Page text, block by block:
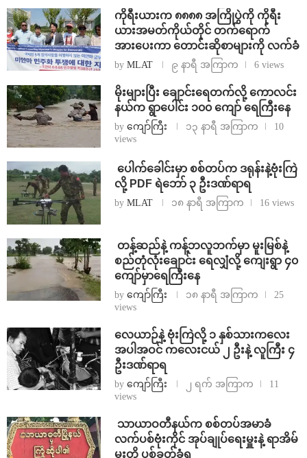
ကိုရီးယားက ၈၈၈၈ အကြိုပွဲကို ကိုရီး
ယားအမတ်ကိုယ်တိုင် တက်ရောက်
အားပေးကာ တောင်းဆိုစာများကို လက်ခံ
by MLAT ၉ နာရီ အကြာက 6 views
⁨မိုးများပြီး ချောင်းရေတက်လို့ ကောလင်း
နယ်က ရွာပေါင်း ၁၀၀ ကျော် ရေကြီးနေ
by ကျော်ကြီး ၁၃ နာရီ အကြာက
10
views
⁩ ⁨ပေါက်ခေါင်းမှာ စစ်တပ်က ဒရုန်းနဲ့ဗုံးကြဲ
လို့ PDF ရဲဘော် ၃ ဦးဒဏ်ရာရ
by MLAT ၁၈ နာရီ အကြာက 16 views
⁩ ⁨တန့်ဆည်နဲ့ ကန့်ဘလူဘက်မှာ မူးမြစ်နဲ့
စည်တုံလုံးချောင်း ရေလျှံလို့ ကျေးရွာ ၄၀
ကျော်မှာရေကြီးနေ
by ကျော်ကြီး ၁၈ နာရီ အကြာက
25
views
⁨လေယာဉ်နဲ့ ဗုံးကြဲလို့ ၁ နှစ်သားကလေး
အပါအဝင် ကလေးငယ် ၂ ဦးနဲ့ လူကြီး ၄
ဦးဒဏ်ရာရ
by ကျော်ကြီး ၂ ရက် အကြာက
11
views
⁩ ⁨သာယာဝတီနယ်က စစ်တပ်အမာခံ
လက်ပစ်ဗုံးကိုင် အုပ်ချုပ်ရေးမှူးနဲ့ ရာအိမ်
မှူးတို့ ပစ်ခတ်ခံရ